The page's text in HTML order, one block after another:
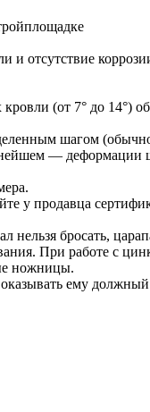
и отсутствие
(от 7° до 14°)
шагом
—
у продавца
бросать,
При работе с
ножницы.
ему